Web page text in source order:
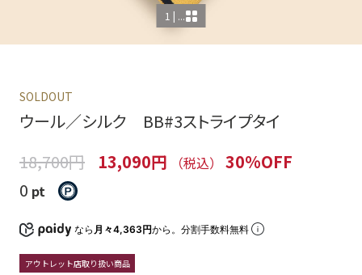
1 | ...
SOLDOUT
ウール／シルク BB#3ストライプタイ
18,700円
13,090円 （税込）
30%OFF
0 pt
なら 月々4,363円から。分割手数料無料
アウトレット店取り扱い商品